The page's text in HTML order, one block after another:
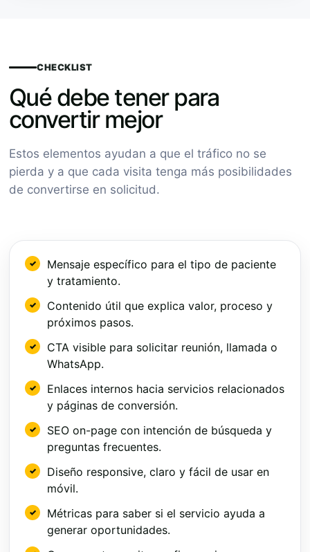
CHECKLIST
Qué debe tener para
convertir mejor
Estos elementos ayudan a que el tráfico no se
pierda y a que cada visita tenga más posibilidades
de convertirse en solicitud.
Mensaje específico para el tipo de paciente
y tratamiento.
Contenido útil que explica valor, proceso y
próximos pasos.
CTA visible para solicitar reunión, llamada o
WhatsApp.
Enlaces internos hacia servicios relacionados
y páginas de conversión.
SEO on-page con intención de búsqueda y
preguntas frecuentes.
Diseño responsive, claro y fácil de usar en
móvil.
Métricas para saber si el servicio ayuda a
generar oportunidades.